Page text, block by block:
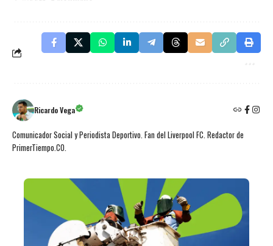
Ricardo Vega
Comunicador Social y Periodista Deportivo. Fan del Liverpool FC. Redactor de
PrimerTiempo.CO.